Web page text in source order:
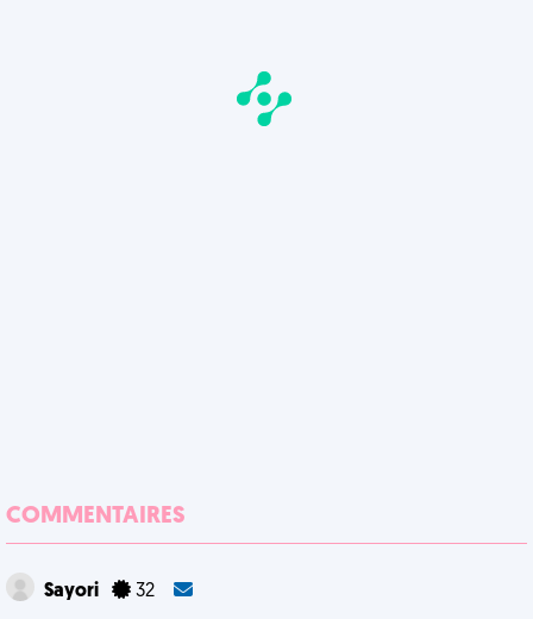
COMMENTAIRES
Sayori 32